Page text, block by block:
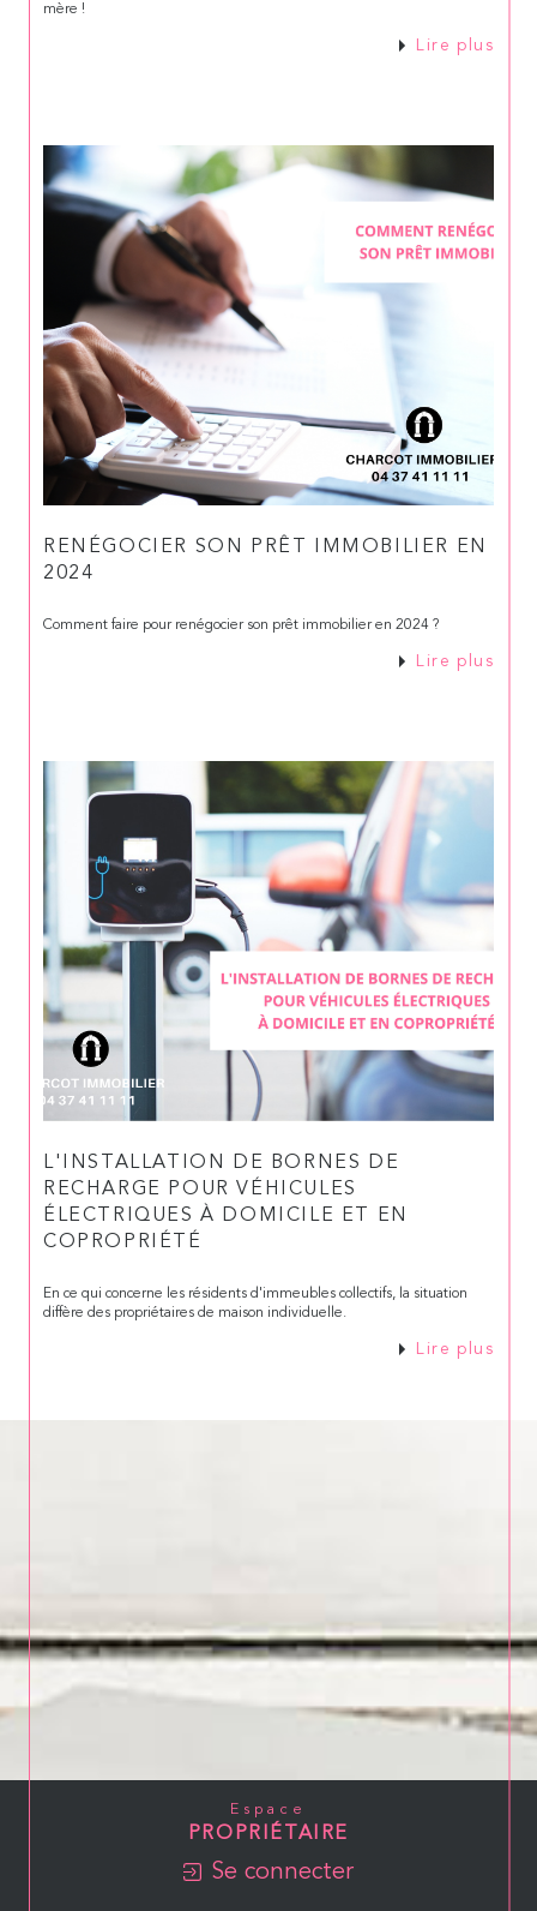
mère !
Lire plus
RENÉGOCIER SON PRÊT IMMOBILIER EN
2024
Comment faire pour renégocier son prêt immobilier en 2024 ?
Lire plus
L'INSTALLATION DE BORNES DE
RECHARGE POUR VÉHICULES
ÉLECTRIQUES À DOMICILE ET EN
COPROPRIÉTÉ
En ce qui concerne les résidents d'immeubles collectifs, la situation
diffère des propriétaires de maison individuelle.
Lire plus
Espace
PROPRIÉTAIRE
Se connecter